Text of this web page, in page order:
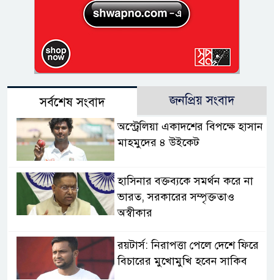
সর্বশেষ সংবাদ জনপ্রিয় সংবাদ
অস্ট্রেলিয়া একাদশের বিপক্ষে হাসান
মাহমুদের ৪ উইকেট
হাসিনার বক্তব্যকে সমর্থন করে না
ভারত, সরকারের সম্পৃক্ততাও
অস্বীকার
রয়টার্স: নিরাপত্তা পেলে দেশে ফিরে
বিচারের মুখোমুখি হবেন সাকিব